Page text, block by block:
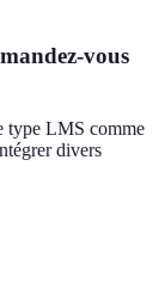
vous
type LMS comme
divers